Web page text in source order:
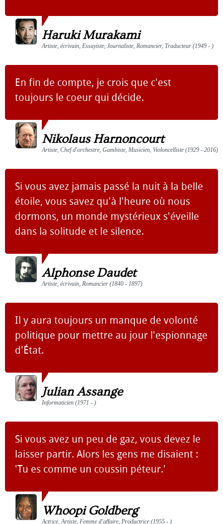
Haruki Murakami
Artiste, écrivain, Essayiste, Journaliste, Romancier, Traducteur (1949 - )
En fin de compte, je crois que c'est
toujours le coeur qui décide.
Nikolaus Harnoncourt
Artiste, Chef d'orchestre, Gambiste, Musicien, Violoncelliste (1929 - 2016)
Si vous avez jamais passé la nuit à la belle
étoile, vous savez qu'à l'heure où nous
dormons, un monde mystérieux s'éveille
dans la solitude et le silence.
Alphonse Daudet
Artiste, écrivain, Romancier (1840 - 1897)
Il y aura toujours un manque de volonté
politique pour mettre au jour l'espionnage
d'État.
Julian Assange
Informaticien (1971 - )
Si vous avez un peu de gaz, vous devez le
laisser partir. Alors les gens me disaient :
'Tu es comme un coussin péteur.'
Whoopi Goldberg
Actrice, Artiste, Femme d'affaire, Productrice (1955 - )